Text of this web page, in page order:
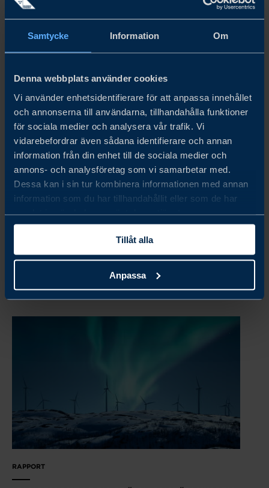
Samtycke Information Om
Denna webbplats använder cookies
Vi använder enhetsidentifierare för att anpassa innehållet
och annonserna till användarna, tillhandahålla funktioner
för sociala medier och analysera vår trafik. Vi
vidarebefordrar även sådana identifierare och annan
information från din enhet till de sociala medier och
annons- och analysföretag som vi samarbetar med.
Dessa kan i sin tur kombinera informationen med annan
information som du har tillhandahållit eller som de har
samlat in när du har använt deras tjänster.
Tillåt alla
Anpassa
HÅLLBARA TRANSPORTER I ELFENBENSKUSTEN
Elfenbenskusten erbjuder bra förutsättningar för hållbara
affärssatsningar inom transportsektorn och erbjuder
svenska företag goda möjligheter att marknadsföra sina
lösningar och samtidigt bidra till landets utveckling. Den
RAPPORT